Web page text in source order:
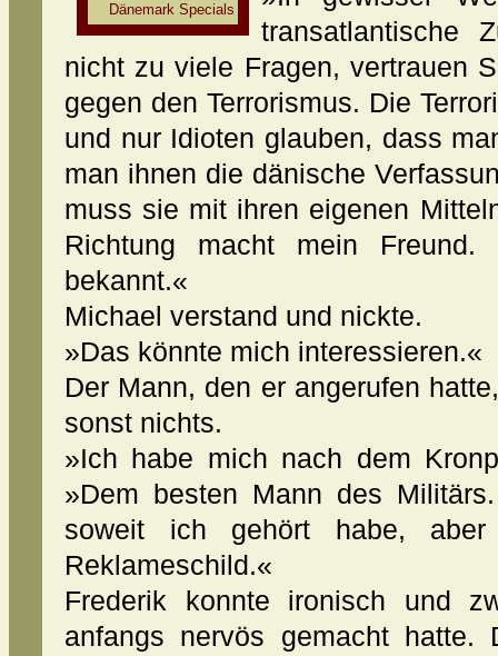
Dänemark Specials
transatlantische
nicht zu viele Fragen, vertrauen
gegen den Terrorismus. Die
und nur Idioten glauben, dass
man ihnen die dänische
muss sie mit ihren eigenen
Richtung macht mein
bekannt.«
Michael verstand und nickte.
»Das könnte mich interessieren.«
Der Mann, den er angerufen
sonst nichts.
»Ich habe mich nach dem
»Dem besten Mann des
soweit ich gehört habe, aber
Reklameschild.«
Frederik konnte ironisch und
anfangs nervös gemacht